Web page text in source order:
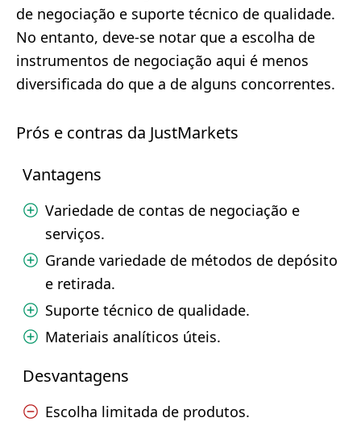
de negociação e suporte técnico de qualidade.
No entanto, deve-se notar que a escolha de
instrumentos de negociação aqui é menos
diversificada do que a de alguns concorrentes.
Prós e contras da JustMarkets
Vantagens
Variedade de contas de negociação e
serviços.
Grande variedade de métodos de depósito
e retirada.
Suporte técnico de qualidade.
Materiais analíticos úteis.
Desvantagens
Escolha limitada de produtos.